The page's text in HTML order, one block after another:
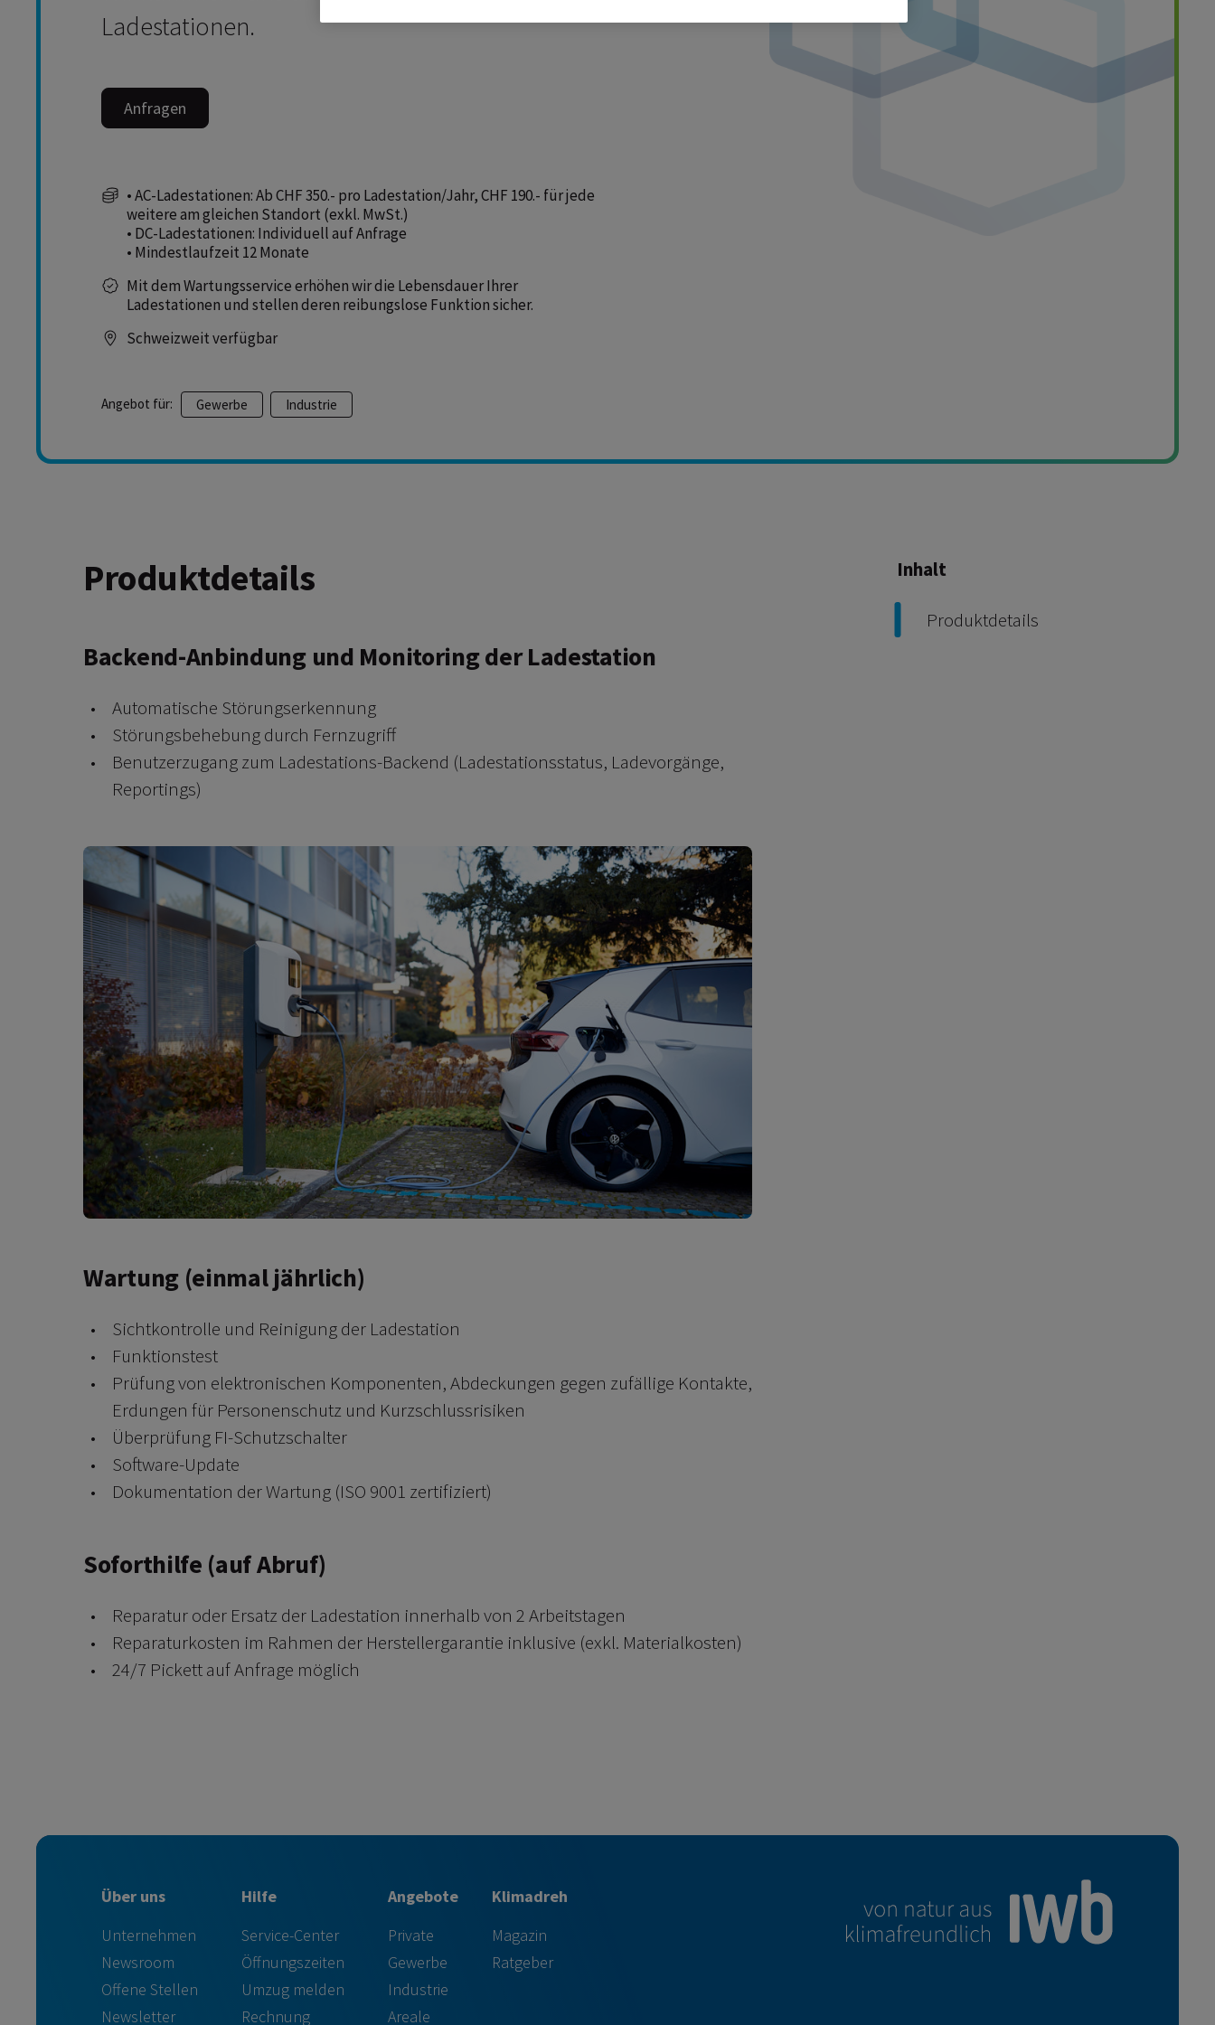
Ladestationen.
Anfragen
• AC-Ladestationen: Ab CHF 350.- pro Ladestation/Jahr, CHF 190.- für jede
weitere am gleichen Standort (exkl. MwSt.)
• DC-Ladestationen: Individuell auf Anfrage
• Mindestlaufzeit 12 Monate
Mit dem Wartungsservice erhöhen wir die Lebensdauer Ihrer
Ladestationen und stellen deren reibungslose Funktion sicher.
Schweizweit verfügbar
Angebot für: Gewerbe Industrie
Inhalt
Produktdetails
Produktdetails
Backend-Anbindung und Monitoring der Ladestation
Automatische Störungserkennung
Störungsbehebung durch Fernzugriff
Benutzerzugang zum Ladestations-Backend (Ladestationsstatus, Ladevorgänge,
Reportings)
Wartung (einmal jährlich)
Sichtkontrolle und Reinigung der Ladestation
Funktionstest
Prüfung von elektronischen Komponenten, Abdeckungen gegen zufällige Kontakte,
Erdungen für Personenschutz und Kurzschlussrisiken
Überprüfung FI-Schutzschalter
Software-Update
Dokumentation der Wartung (ISO 9001 zertifiziert)
Soforthilfe (auf Abruf)
Reparatur oder Ersatz der Ladestation innerhalb von 2 Arbeitstagen
Reparaturkosten im Rahmen der Herstellergarantie inklusive (exkl. Materialkosten)
24/7 Pickett auf Anfrage möglich
Über uns
Unternehmen
Newsroom
Offene Stellen
Newsletter
Hilfe
Service-Center
Öffnungszeiten
Umzug melden
Rechnung
Angebote
Private
Gewerbe
Industrie
Areale
Klimadreh
Magazin
Ratgeber